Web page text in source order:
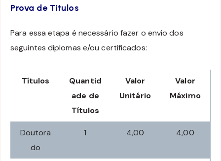
Prova de Títulos
Para essa etapa é necessário fazer o envio dos
seguintes diplomas e/ou certificados:
Títulos
Quantid
ade de
Títulos
Valor
Unitário
Valor
Máximo
Doutora
do
1 4,00 4,00